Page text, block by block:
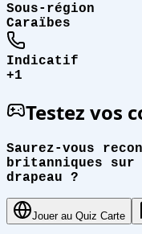
Sous-région
Caraïbes
Indicatif
+1
Testez vos
Saurez-vous
britanniques
drapeau ?
Jouer au Quiz Carte